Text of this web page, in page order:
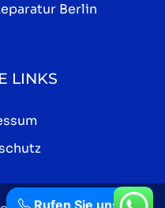
Berlin
LINKS
Rufen Sie uns an